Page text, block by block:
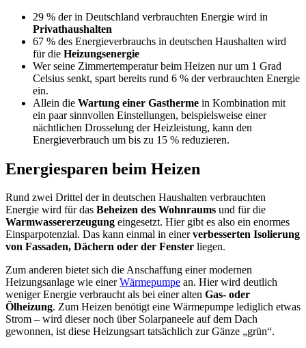
29 % der in Deutschland verbrauchten Energie wird in
Privathaushalten
67 % des Energieverbrauchs in deutschen Haushalten wird
für die Heizungsenergie
Wer seine Zimmertemperatur beim Heizen nur um 1 Grad
Celsius senkt, spart bereits rund 6 % der verbrauchten Energie
ein.
Allein die Wartung einer Gastherme in Kombination mit
ein paar sinnvollen Einstellungen, beispielsweise einer
nächtlichen Drosselung der Heizleistung, kann den
Energieverbrauch um bis zu 15 % reduzieren.
Energiesparen beim Heizen
Rund zwei Drittel der in deutschen Haushalten verbrauchten
Energie wird für das Beheizen des Wohnraums und für die
Warmwassererzeugung eingesetzt. Hier gibt es also ein enormes
Einsparpotenzial. Das kann einmal in einerverbesserten Isolierung
von Fassaden, Dächern oder der Fenster liegen.
Zum anderen bietet sich die Anschaffung einer modernen
Heizungsanlage wie einerWärmepumpe an. Hier wird deutlich
weniger Energie verbraucht als bei einer alten Gas- oder
Ölheizung. Zum Heizen benötigt eine Wärmepumpe lediglich etwas
Strom – wird dieser noch über Solarpaneele auf dem Dach
gewonnen, ist diese Heizungsart tatsächlich zur Gänze „grün“.